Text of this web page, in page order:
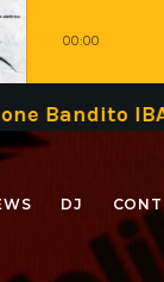
00:00
–
DJ